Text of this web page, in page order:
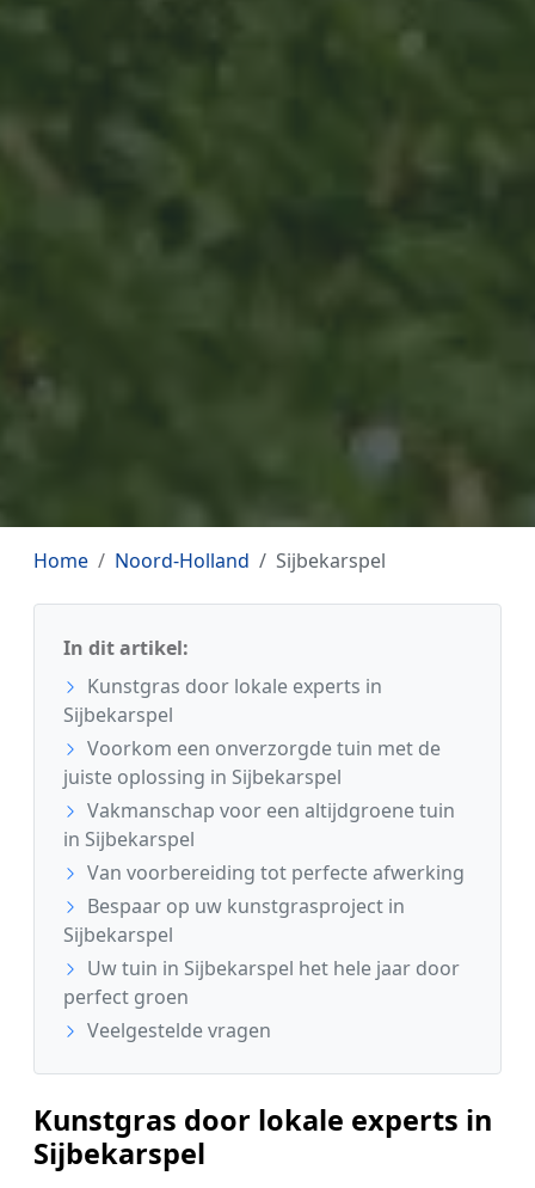
Home Noord-Holland Sijbekarspel
In dit artikel:
Kunstgras door lokale experts in
Sijbekarspel
Voorkom een onverzorgde tuin met de
juiste oplossing in Sijbekarspel
Vakmanschap voor een altijdgroene tuin
in Sijbekarspel
Van voorbereiding tot perfecte afwerking
Bespaar op uw kunstgrasproject in
Sijbekarspel
Uw tuin in Sijbekarspel het hele jaar door
perfect groen
Veelgestelde vragen
Kunstgras door lokale experts in
Sijbekarspel